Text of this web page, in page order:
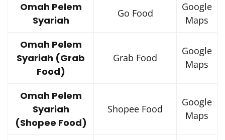
Omah Pelem
Syariah
Go Food
Google
Maps
Omah Pelem
Syariah (Grab
Food)
Grab Food
Google
Maps
Omah Pelem
Syariah
(Shopee Food)
Shopee Food
Google
Maps